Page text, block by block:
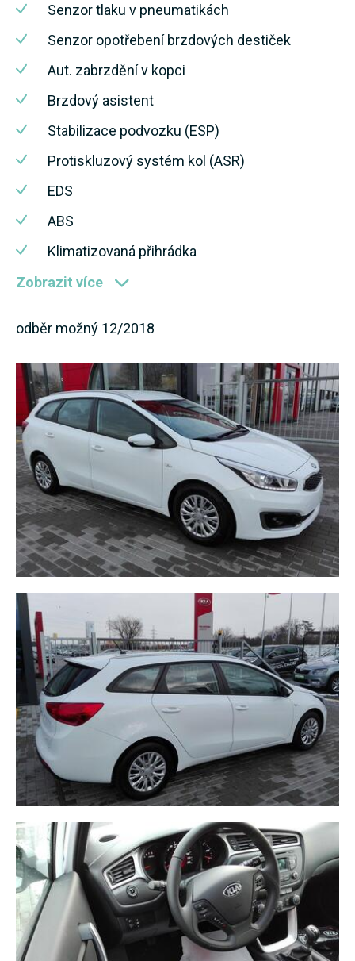
Senzor tlaku v pneumatikách
Senzor opotřebení brzdových destiček
Aut. zabrzdění v kopci
Brzdový asistent
Stabilizace podvozku (ESP)
Protiskluzový systém kol (ASR)
EDS
ABS
Klimatizovaná přihrádka
Zobrazit více
odběr možný 12/2018